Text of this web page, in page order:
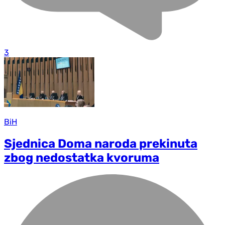
3
BiH
Sjednica Doma naroda prekinuta
zbog nedostatka kvoruma